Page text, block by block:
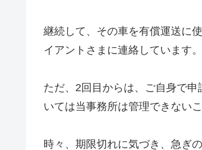
継続して、その車を有償運送に
イアントさまに連絡しています。
ただ、2回目からは、ご自身で
いては当事務所は管理できない
時々、期限切れに気づき、急ぎ